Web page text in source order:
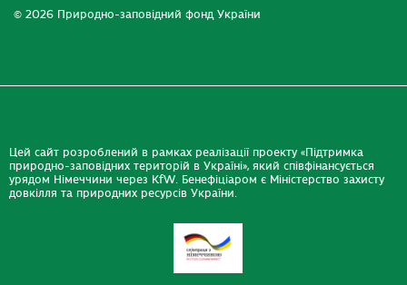
© 2026 Природно-заповідний фонд України
Цей сайт розроблений в рамках реалізації проекту «Підтримка
природно-заповідних територій в Україні», який співфінансується
урядом Німеччини через KfW. Бенефіціаром є Міністерство захисту
довкілля та природних ресурсів України.